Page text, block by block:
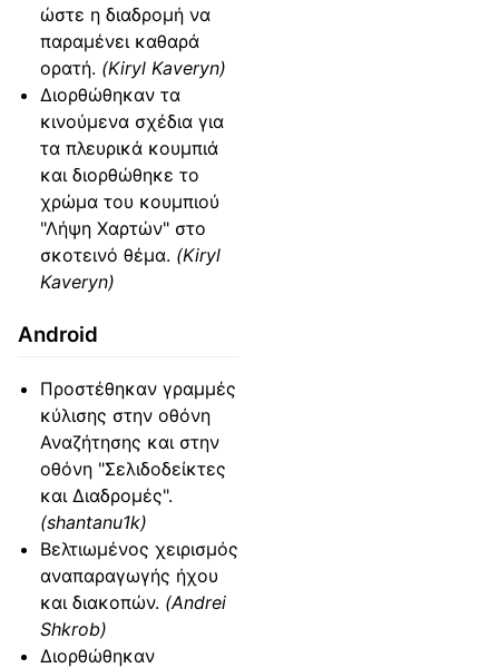
ώστε η διαδρομή να
παραμένει καθαρά
ορατή. (Kiryl Kaveryn)
Διορθώθηκαν τα
κινούμενα σχέδια για
τα πλευρικά κουμπιά
και διορθώθηκε το
χρώμα του κουμπιού
"Λήψη Χαρτών" στο
σκοτεινό θέμα. (Kiryl
Kaveryn)
Android
Προστέθηκαν γραμμές
κύλισης στην οθόνη
Αναζήτησης και στην
οθόνη "Σελιδοδείκτες
και Διαδρομές".
(shantanu1k)
Βελτιωμένος χειρισμός
αναπαραγωγής ήχου
και διακοπών. (Andrei
Shkrob)
Διορθώθηκαν